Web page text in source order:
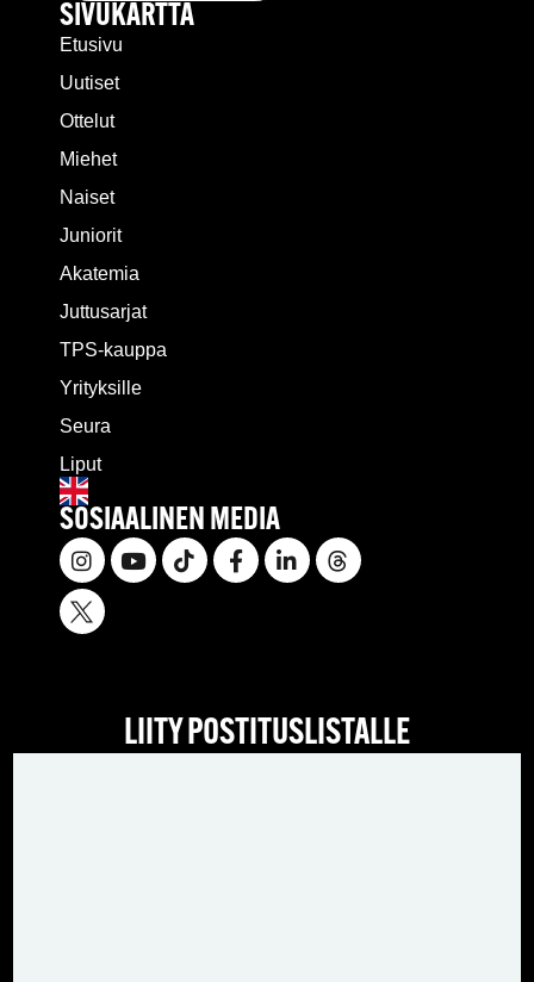
SIVUKARTTA
Etusivu
Uutiset
Ottelut
Miehet
Naiset
Juniorit
Akatemia
Juttusarjat
TPS-kauppa
Yrityksille
Seura
Liput
SOSIAALINEN MEDIA
LIITY POSTITUSLISTALLE